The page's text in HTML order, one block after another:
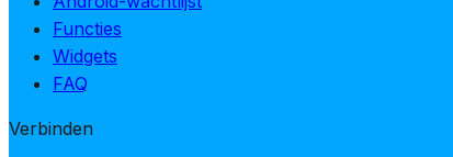
Functies
Widgets
FAQ
Verbinden